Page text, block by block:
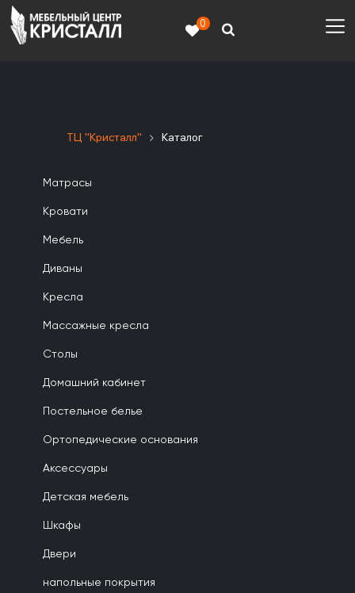
0
ТЦ "Кристалл" Каталог
Матрасы
Кровати
Мебель
Диваны
Кресла
Массажные кресла
Столы
Домашний кабинет
Постельное белье
Ортопедические основания
Аксессуары
Детская мебель
Шкафы
Двери
напольные покрытия